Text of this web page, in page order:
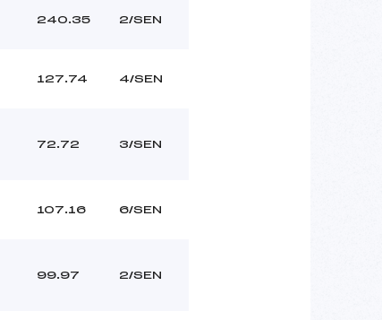
240.35 2/SEN
127.74 4/SEN
72.72 3/SEN
107.16 6/SEN
99.97 2/SEN